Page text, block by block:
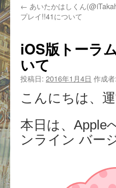
← あいたかはしくん
プレイ!!41について
iOS版トーラ
いて
投稿日: 2016年1月4日 作成者:
こんにちは、
本日は、Apple
ンライン バー